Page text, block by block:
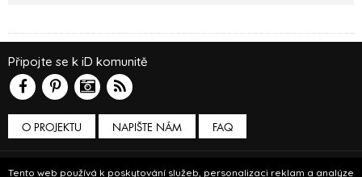
Tento web používá k poskytování služeb, personalizaci reklam a analýze
O PROJEKTU NAPIŠTE NÁM
Připojte se k iD komunitě
FAQ
Podmínky používání